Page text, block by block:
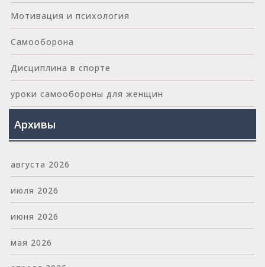
Мотивация и психология
Самооборона
Дисциплина в спорте
уроки самообороны для женщин
Архивы
августа 2026
июля 2026
июня 2026
мая 2026